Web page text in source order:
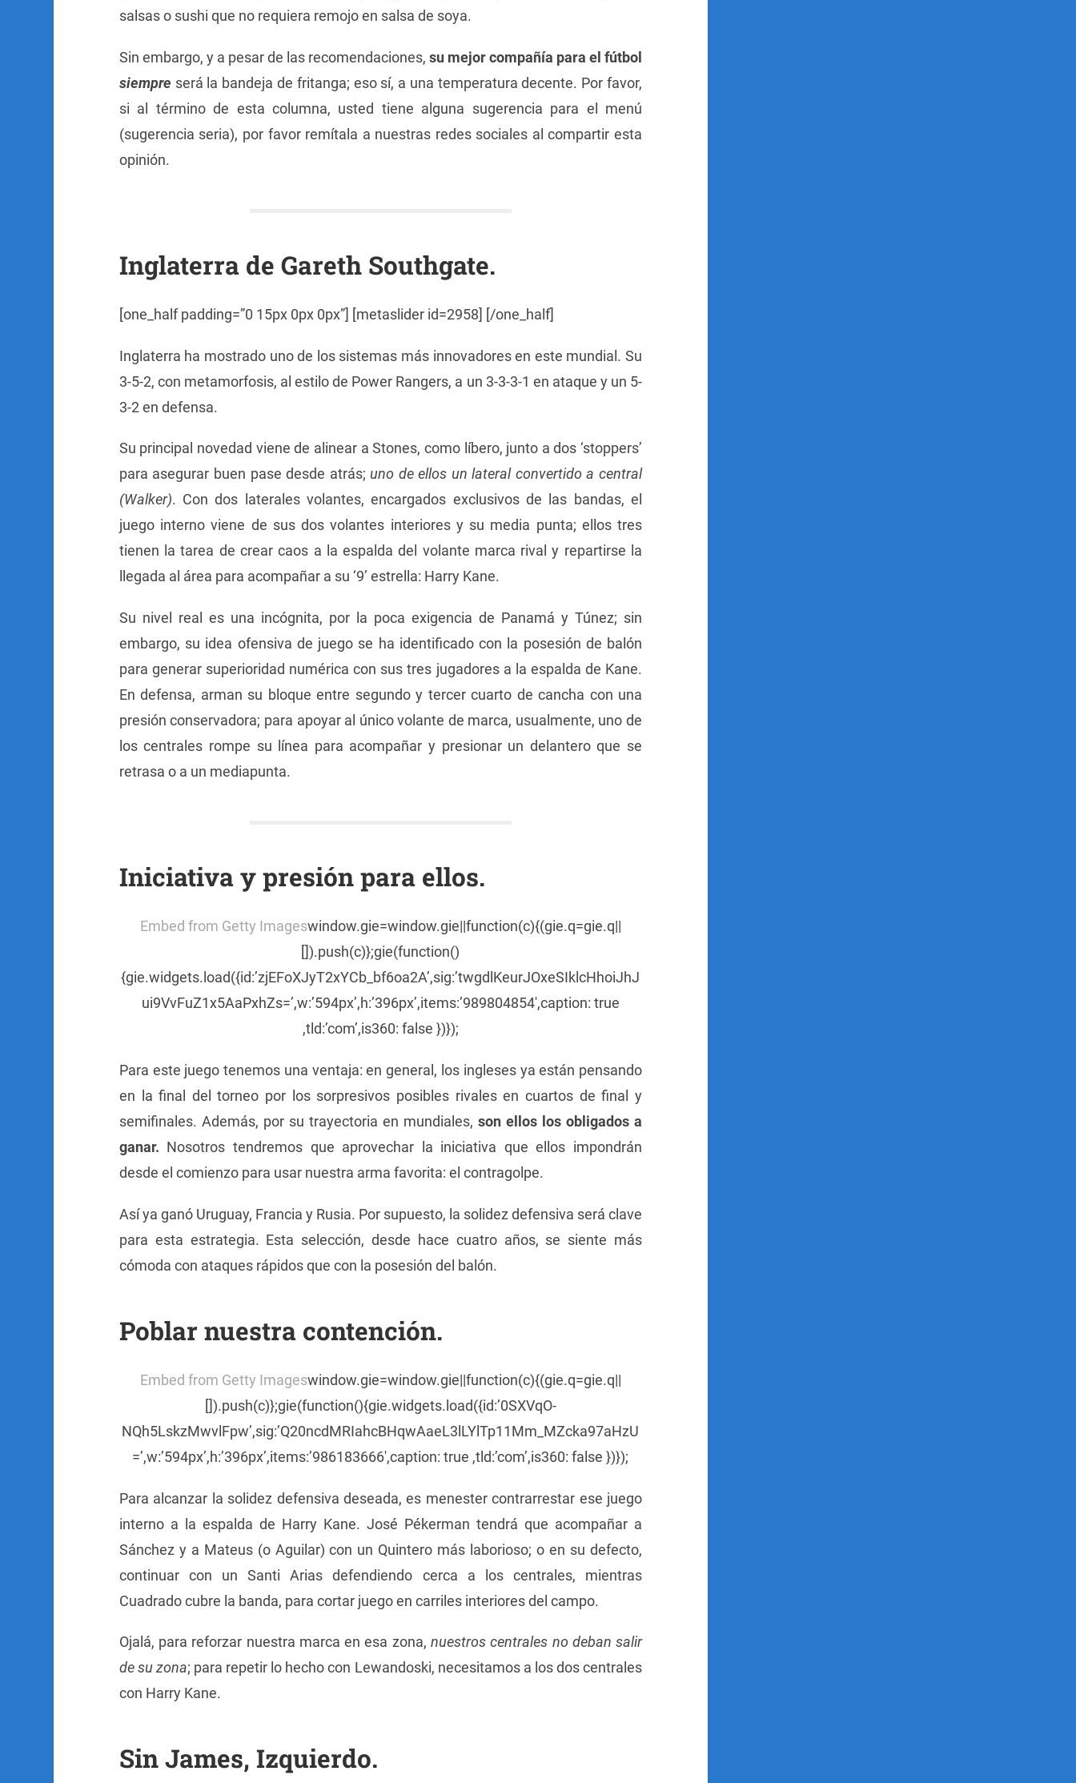
salsas o sushi que no requiera remojo en salsa de soya.
Sin embargo, y a pesar de las recomendaciones, su mejor compañía para el fútbol
siempre será la bandeja de fritanga; eso sí, a una temperatura decente. Por favor,
si al término de esta columna, usted tiene alguna sugerencia para el menú
(sugerencia seria), por favor remítala a nuestras redes sociales al compartir esta
opinión.
Inglaterra de Gareth Southgate.
[one_half padding=”0 15px 0px 0px”] [metaslider id=2958] [/one_half]
Inglaterra ha mostrado uno de los sistemas más innovadores en este mundial. Su
3-5-2, con metamorfosis, al estilo de Power Rangers, a un 3-3-3-1 en ataque y un 5-
3-2 en defensa.
Su principal novedad viene de alinear a Stones, como líbero, junto a dos ‘stoppers’
para asegurar buen pase desde atrás; uno de ellos un lateral convertido a central
(Walker). Con dos laterales volantes, encargados exclusivos de las bandas, el
juego interno viene de sus dos volantes interiores y su media punta; ellos tres
tienen la tarea de crear caos a la espalda del volante marca rival y repartirse la
llegada al área para acompañar a su ‘9’ estrella: Harry Kane.
Su nivel real es una incógnita, por la poca exigencia de Panamá y Túnez; sin
embargo, su idea ofensiva de juego se ha identificado con la posesión de balón
para generar superioridad numérica con sus tres jugadores a la espalda de Kane.
En defensa, arman su bloque entre segundo y tercer cuarto de cancha con una
presión conservadora; para apoyar al único volante de marca, usualmente, uno de
los centrales rompe su línea para acompañar y presionar un delantero que se
retrasa o a un mediapunta.
Iniciativa y presión para ellos.
Embed from Getty Imageswindow.gie=window.gie||function(c){(gie.q=gie.q||
[]).push(c)};gie(function()
{gie.widgets.load({id:’zjEFoXJyT2xYCb_bf6oa2A’,sig:’twgdlKeurJOxeSIklcHhoiJhJ
ui9VvFuZ1x5AaPxhZs=’,w:’594px’,h:’396px’,items:’989804854′,caption: true
,tld:’com’,is360: false })});
Para este juego tenemos una ventaja: en general, los ingleses ya están pensando
en la final del torneo por los sorpresivos posibles rivales en cuartos de final y
semifinales. Además, por su trayectoria en mundiales, son ellos los obligados a
ganar. Nosotros tendremos que aprovechar la iniciativa que ellos impondrán
desde el comienzo para usar nuestra arma favorita: el contragolpe.
Así ya ganó Uruguay, Francia y Rusia. Por supuesto, la solidez defensiva será clave
para esta estrategia. Esta selección, desde hace cuatro años, se siente más
cómoda con ataques rápidos que con la posesión del balón.
Poblar nuestra contención.
Embed from Getty Imageswindow.gie=window.gie||function(c){(gie.q=gie.q||
[]).push(c)};gie(function(){gie.widgets.load({id:’0SXVqO-
NQh5LskzMwvlFpw’,sig:’Q20ncdMRIahcBHqwAaeL3lLYlTp11Mm_MZcka97aHzU
=’,w:’594px’,h:’396px’,items:’986183666′,caption: true ,tld:’com’,is360: false })});
Para alcanzar la solidez defensiva deseada, es menester contrarrestar ese juego
interno a la espalda de Harry Kane. José Pékerman tendrá que acompañar a
Sánchez y a Mateus (o Aguilar) con un Quintero más laborioso; o en su defecto,
continuar con un Santi Arias defendiendo cerca a los centrales, mientras
Cuadrado cubre la banda, para cortar juego en carriles interiores del campo.
Ojalá, para reforzar nuestra marca en esa zona, nuestros centrales no deban salir
de su zona; para repetir lo hecho con Lewandoski, necesitamos a los dos centrales
con Harry Kane.
Sin James, Izquierdo.